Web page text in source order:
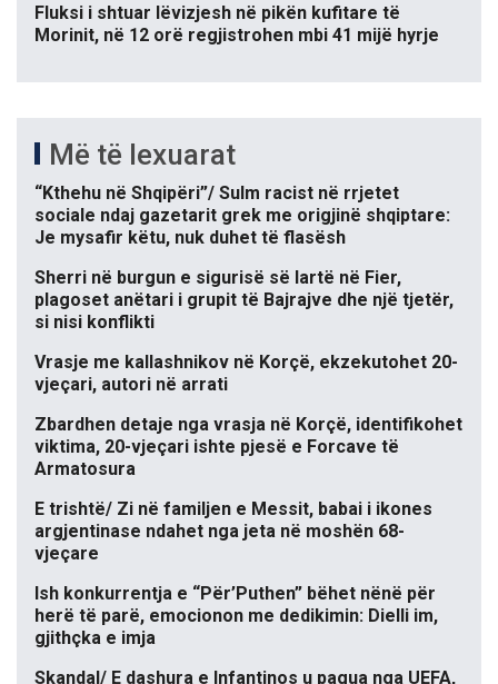
Fluksi i shtuar lëvizjesh në pikën kufitare të
Morinit, në 12 orë regjistrohen mbi 41 mijë hyrje
Më të lexuarat
“Kthehu në Shqipëri”/ Sulm racist në rrjetet
sociale ndaj gazetarit grek me origjinë shqiptare:
Je mysafir këtu, nuk duhet të flasësh
Sherri në burgun e sigurisë së lartë në Fier,
plagoset anëtari i grupit të Bajrajve dhe një tjetër,
si nisi konflikti
Vrasje me kallashnikov në Korçë, ekzekutohet 20-
vjeçari, autori në arrati
Zbardhen detaje nga vrasja në Korçë, identifikohet
viktima, 20-vjeçari ishte pjesë e Forcave të
Armatosura
E trishtë/ Zi në familjen e Messit, babai i ikones
argjentinase ndahet nga jeta në moshën 68-
vjeçare
Ish konkurrentja e “Për’Puthen” bëhet nënë për
herë të parë, emocionon me dedikimin: Dielli im,
gjithçka e imja
Skandal/ E dashura e Infantinos u pagua nga UEFA,